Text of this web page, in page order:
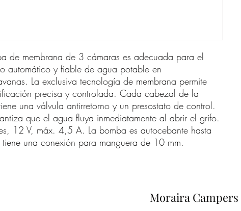
de membrana de 3 cámaras es adecuada para el
automático y fiable de agua potable en
La exclusiva tecnología de membrana permite
precisa y controlada. Cada cabezal de la
una válvula antirretorno y un presostato de control.
que el agua fluya inmediatamente al abrir el grifo.
12 V, máx. 4,5 A. La bomba es autocebante hasta
una conexión para manguera de 10 mm.
Moraira Campers